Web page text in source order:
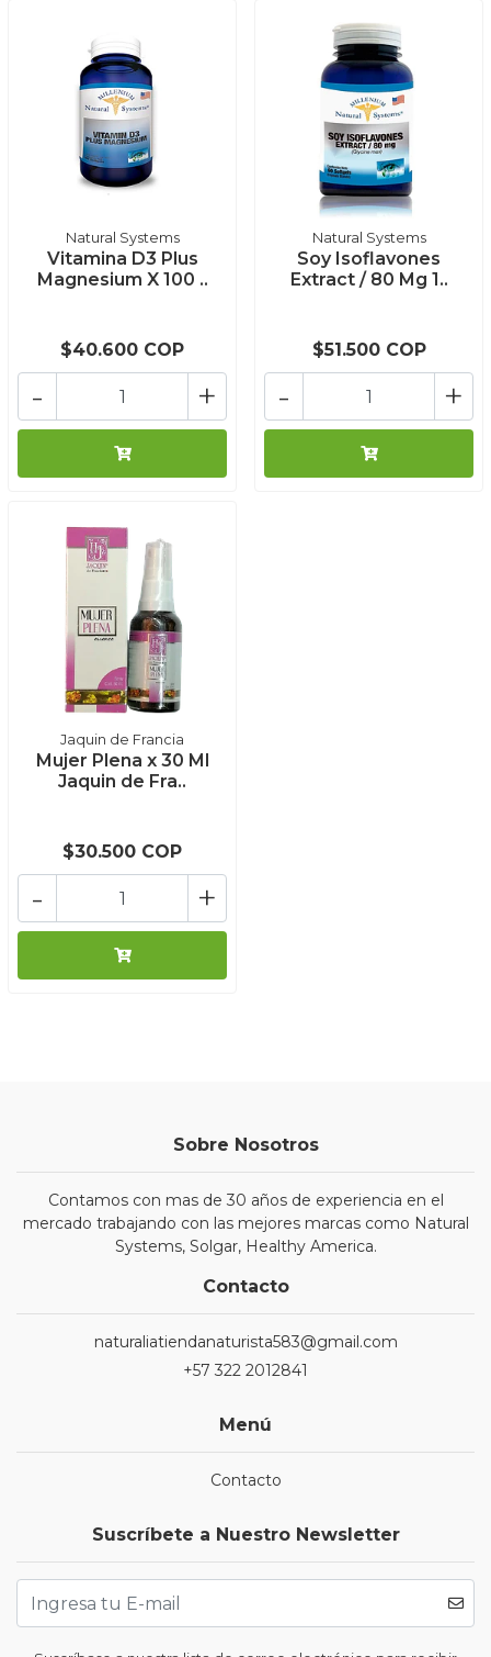
Natural Systems
Vitamina D3 Plus
Magnesium X 100 ..
$40.600 COP
+
-
Natural Systems
Soy Isoflavones
Extract / 80 Mg 1..
$51.500 COP
+
-
Jaquin de Francia
Mujer Plena x 30 Ml
Jaquin de Fra..
$30.500 COP
+
-
Sobre Nosotros
Contamos con mas de 30 años de experiencia en el
mercado trabajando con las mejores marcas como Natural
Systems, Solgar, Healthy America.
Contacto
naturaliatiendanaturista583@gmail.com
+57 322 2012841
Menú
Contacto
Suscríbete a Nuestro Newsletter